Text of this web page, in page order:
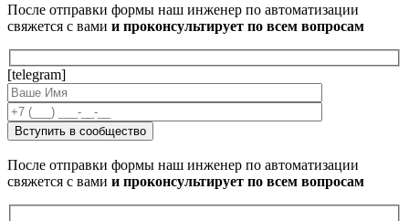
После отправки формы наш инженер по автоматизации
свяжется с вами и проконсультирует по всем вопросам
[telegram]
После отправки формы наш инженер по автоматизации
свяжется с вами и проконсультирует по всем вопросам